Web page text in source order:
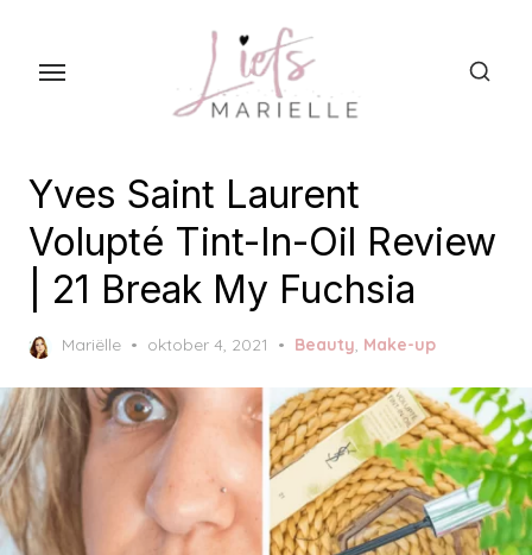
n
t
e
n
t
Yves Saint Laurent
Volupté Tint-In-Oil Review
| 21 Break My Fuchsia
Mariëlle
P
s
t
e
d
o
n
oktober 4, 2021 Beauty, Make-up